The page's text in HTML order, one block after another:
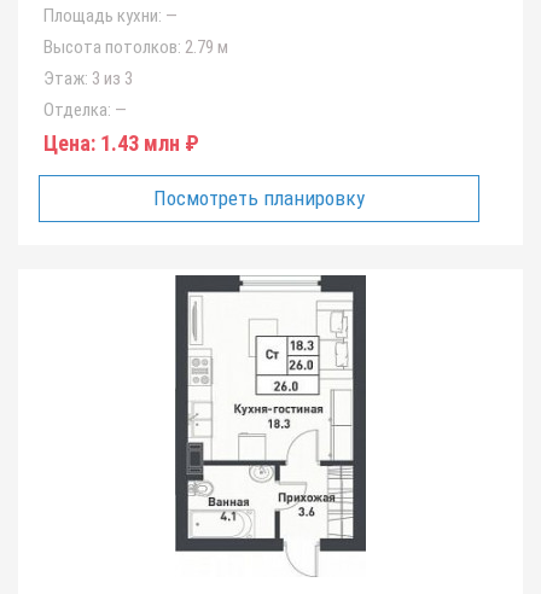
Площадь кухни: —
Высота потолков: 2.79 м
Этаж: 3 из 3
Отделка: —
Цена: 1.43 млн ₽
Посмотреть планировку